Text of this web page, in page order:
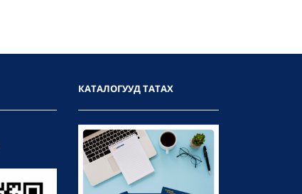
КАТАЛОГУУД ТАТАХ